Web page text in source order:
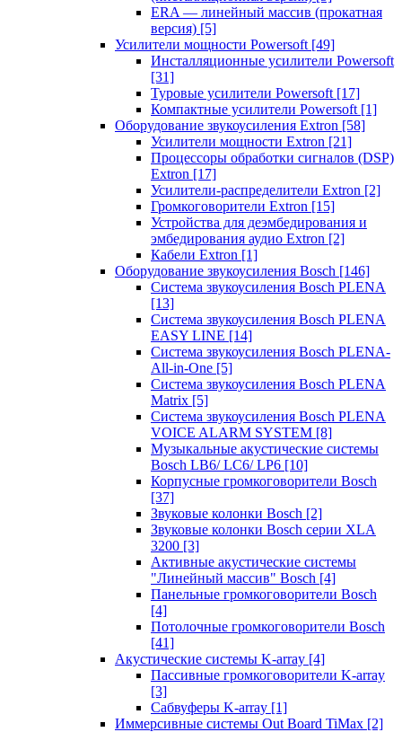
ERA — линейный массив (прокатная
версия) [5]
Усилители мощности Powersoft [49]
Инсталляционные усилители Powersoft
[31]
Туровые усилители Powersoft [17]
Компактные усилители Powersoft [1]
Оборудование звукоусиления Extron [58]
Усилители мощности Extron [21]
Процессоры обработки сигналов (DSP)
Extron [17]
Усилители-распределители Extron [2]
Громкоговорители Extron [15]
Устройства для деэмбедирования и
эмбедирования аудио Extron [2]
Кабели Extron [1]
Оборудование звукоусиления Bosch [146]
Система звукоусиления Bosch PLENA
[13]
Система звукоусиления Bosch PLENA
EASY LINE [14]
Система звукоусиления Bosch PLENA-
All-in-One [5]
Система звукоусиления Bosch PLENA
Matrix [5]
Система звукоусиления Bosch PLENA
VOICE ALARM SYSTEM [8]
Музыкальные акустические системы
Bosch LB6/ LC6/ LP6 [10]
Корпусные громкоговорители Bosch
[37]
Звуковые колонки Bosch [2]
Звуковые колонки Bosch серии XLA
3200 [3]
Активные акустические системы
"Линейный массив" Bosch [4]
Панельные громкоговорители Bosch
[4]
Потолочные громкоговорители Bosch
[41]
Акустические системы K-array [4]
Пассивные громкоговорители K-array
[3]
Сабвуферы K-array [1]
Иммерсивные системы Out Board TiMax [2]